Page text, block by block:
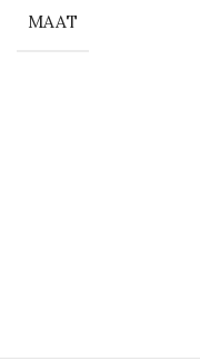
MAAT